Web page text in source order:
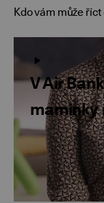
Kdo vám může
V Air
maminky